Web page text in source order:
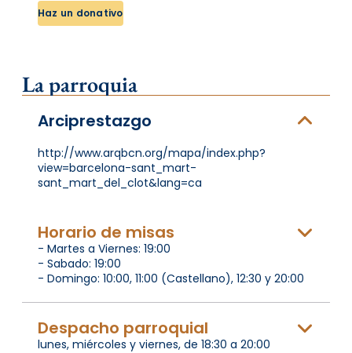
Haz un donativo
La parroquia
Arciprestazgo
http://www.arqbcn.org/mapa/index.php?
view=barcelona-sant_mart-
sant_mart_del_clot&lang=ca
Horario de misas
- Martes a Viernes: 19:00
- Sabado: 19:00
- Domingo: 10:00, 11:00 (Castellano), 12:30 y 20:00
Despacho parroquial
lunes, miércoles y viernes, de 18:30 a 20:00